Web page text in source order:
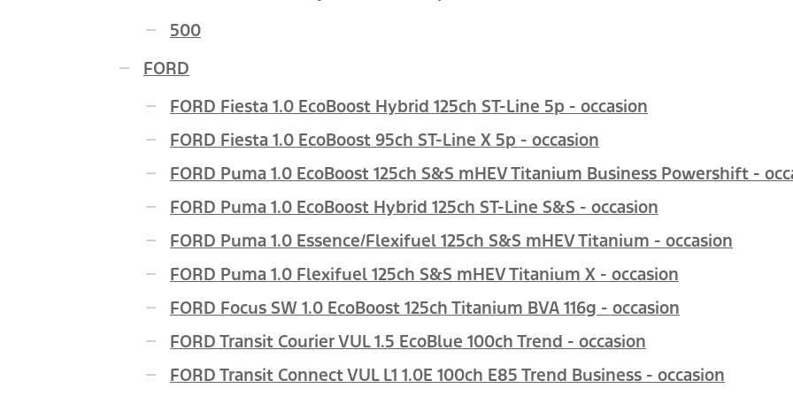
500
FORD
FORD Fiesta 1.0 EcoBoost Hybrid 125ch ST-Line 5p - occasion
FORD Fiesta 1.0 EcoBoost 95ch ST-Line X 5p - occasion
FORD Puma 1.0 EcoBoost 125ch S&S mHEV Titanium Business Powershift -
FORD Puma 1.0 EcoBoost Hybrid 125ch ST-Line S&S - occasion
FORD Puma 1.0 Essence/Flexifuel 125ch S&S mHEV Titanium - occasion
FORD Puma 1.0 Flexifuel 125ch S&S mHEV Titanium X - occasion
FORD Focus SW 1.0 EcoBoost 125ch Titanium BVA 116g - occasion
FORD Transit Courier VUL 1.5 EcoBlue 100ch Trend - occasion
FORD Transit Connect VUL L1 1.0E 100ch E85 Trend Business - occasion